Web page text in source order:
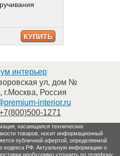
КУПИТЬ
ул, дом №
, г.Москва, Россия
interior.ru
1271
касающаяся технических
товаров, носит информационный
публичной офертой, определяемой
кодекса РФ. Актуальную информацию о
необходимо уточнить по телефону